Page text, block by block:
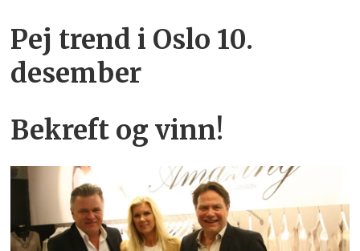
Pej trend i Oslo 10.
desember
Bekreft og vinn!